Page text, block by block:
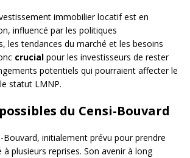
immobilier locatif est en
influencé par les politiques
les tendances du marché et les besoins
crucial pour les investisseurs de rester
potentiels qui pourraient affecter le
statut LMNP.
du Censi-Bouvard
Bouvard, initialement prévu pour prendre
plusieurs reprises. Son avenir à long